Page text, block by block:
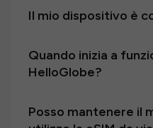
Il mio dispositivo è
Quando inizia a
HelloGlobe?
Posso mantenere il